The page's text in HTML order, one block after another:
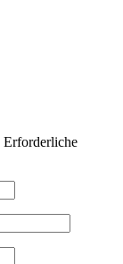
Erforderliche